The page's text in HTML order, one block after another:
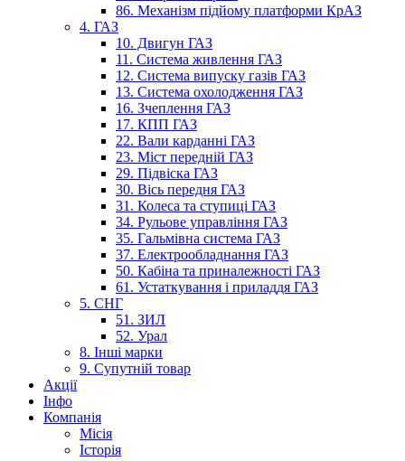
86. Механізм підйому платформи КрАЗ
4. ГАЗ
10. Двигун ГАЗ
11. Система живлення ГАЗ
12. Система випуску газів ГАЗ
13. Система охолодження ГАЗ
16. Зчеплення ГАЗ
17. КПП ГАЗ
22. Вали карданні ГАЗ
23. Міст передній ГАЗ
29. Підвіска ГАЗ
30. Вісь передня ГАЗ
31. Колеса та ступиці ГАЗ
34. Рульове управління ГАЗ
35. Гальмівна система ГАЗ
37. Електрообладнання ГАЗ
50. Кабіна та приналежності ГАЗ
61. Устаткування і приладдя ГАЗ
5. СНГ
51. ЗИЛ
52. Урал
8. Інші марки
9. Супутній товар
Акції
Інфо
Компанія
Місія
Історія